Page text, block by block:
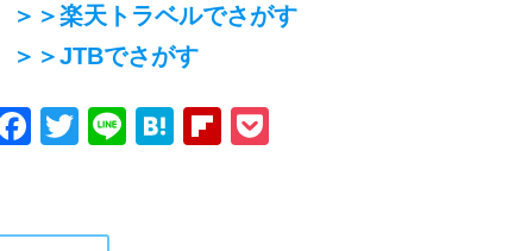
＞＞楽天トラベルでさがす
＞＞JTBでさがす
Facebook
Twitter
LineHatenaFlipboard